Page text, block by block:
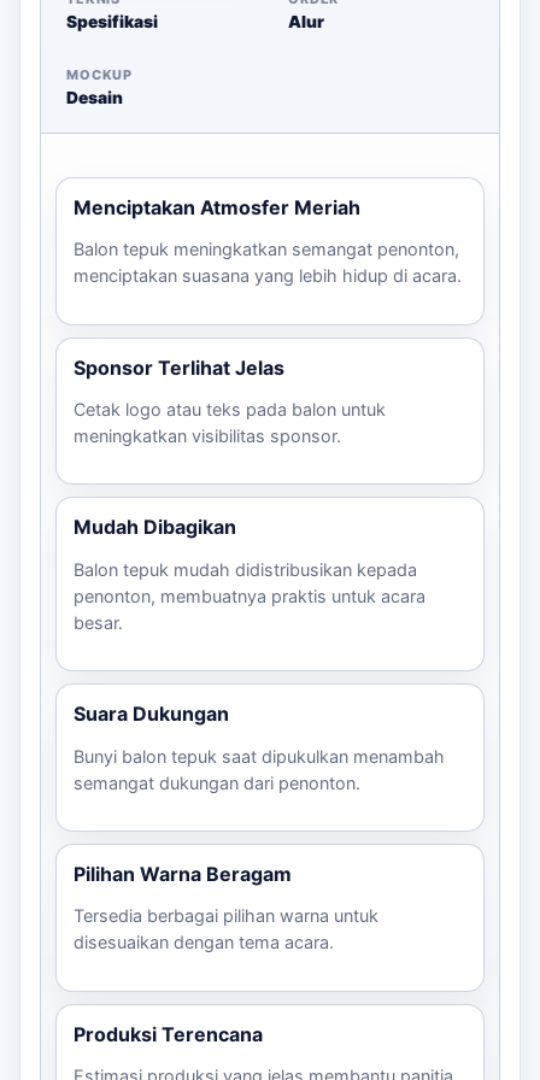
Opsi Cetak:
Satu atau dua sisi, sesuai
Deadline:
Checklist Brief Sebelum Memesan
dibutuhkan.
Siapkan file desain logo atau teks yang ingin
dicetak.
Pastikan warna dan desain sesuai dengan
tema acara.
Berikan informasi tentang deadline dan lokasi
pengiriman.
Untuk konsultasi lebih lanjut dan estimasi harga, silakan
hubungi kami melalui WhatsApp.
Spesifikasi Alur
MOCKUP
Desain
Menciptakan Atmosfer Meriah
Balon tepuk meningkatkan semangat penonton,
menciptakan suasana yang lebih hidup di acara.
Sponsor Terlihat Jelas
Cetak logo atau teks pada balon untuk
meningkatkan visibilitas sponsor.
Mudah Dibagikan
Balon tepuk mudah didistribusikan kepada
penonton, membuatnya praktis untuk acara
besar.
Suara Dukungan
Bunyi balon tepuk saat dipukulkan menambah
semangat dukungan dari penonton.
Pilihan Warna Beragam
Tersedia berbagai pilihan warna untuk
disesuaikan dengan tema acara.
Produksi Terencana